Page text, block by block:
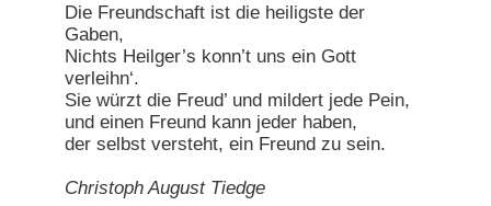
Die Freundschaft ist die heiligste der
Gaben,
Nichts Heilger’s konn’t uns ein Gott
verleihn‘.
Sie würzt die Freud’ und mildert jede Pein,
und einen Freund kann jeder haben,
der selbst versteht, ein Freund zu sein.
Christoph August Tiedge